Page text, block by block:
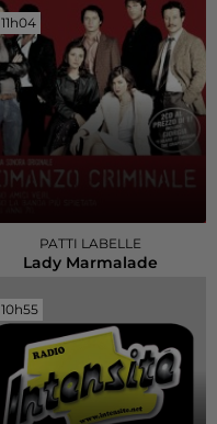
11h04
11h04
PATTI LABELLE
Lady Marmalade
10h55
10h55